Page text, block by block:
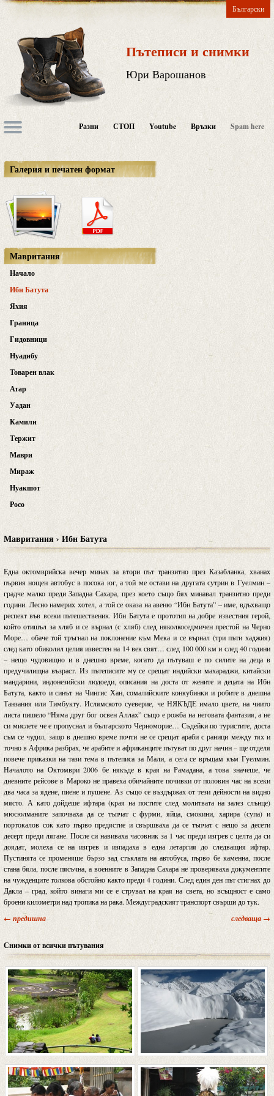
Български
Пътеписи и снимки
Юри Варошанов
Разни СТОП Youtube Връзки Spam here
Галерия и печатен формат
Мавритания
Начало
Ибн Батута
Яхия
Граница
Гидовници
Нуадибу
Товарен влак
Атар
Уадан
Камили
Тержит
Маври
Мираж
Нуакшот
Росо
Мавритания › Ибн Батута
Една октомврийска вечер минах за втори път транзитно през Казабланка, хванах
първия нощен автобус в посока юг, а той ме остави на другата сутрин в Гуелмин –
градче малко преди Западна Сахара, през което също бях минавал транзитно преди
години. Лесно намерих хотел, а той се оказа на авеню “Ибн Батута” – име, вдъхващо
респект във всеки пътешественик. Ибн Батута е прототип на добре известния герой,
който отишъл за хляб и се върнал (с хляб) след няколкоседмичен престой на Черно
Море… обаче той тръгнал на поклонение към Мека и се върнал (три пъти хаджия)
след като обиколил целия известен на 14 век свят… след 100 000 км и след 40 години
– нещо чудовищно и в днешно време, когато да пътуваш е по силите на деца в
предучилищна възраст. Из пътеписите му се срещат индийски махараджи, китайски
мандарини, индонезийски людоеди, описания на доста от жените и децата на Ибн
Батута, както и синът на Чингис Хан, сомалийските конкубинки и робите в днешна
Танзания или Тимбукту. Ислямското суеверие, че НЯКЪДЕ имало цвете, на чиито
листа пишело “Няма друг бог освен Аллах” също е рожба на неговата фантазия, а не
си мислете че е пропуснал и българското Черноморие… Съдейки по туристите, доста
съм се чудил, защо в днешно време почти не се срещат араби с раници между тях и
точно в Африка разбрах, че арабите и африканците пътуват по друг начин – ще отделя
повече приказки на тази тема в пътеписа за Мали, а сега се връщам към Гуелмин.
Началото на Октомври 2006 бе някъде в края на Рамадана, а това значеше, че
дневните рейсове в Мароко не правеха обичайните почивки от половин час на всеки
два часа за ядене, пиене и пушене. Аз също се въздържах от тези дейности на видно
място. А като дойдеше ифтара (края на постите след молитвата на залез слънце)
мюсюлманите започваха да се тъпчат с фурми, яйца, смокини, харира (супа) и
портокалов сок като първо предястие и свършваха да се тъпчат с нещо за десети
десерт преди лягане. После си навиваха часовник за 1 час преди изгрев с целта да си
доядат, молеха се на изгрев и изпадаха в една летаргия до следващия ифтар.
Пустинята се променяше бързо зад стъклата на автобуса, първо бе каменна, после
стана бяла, после пясъчна, а военните в Западна Сахара не проверяваха документите
на чужденците толкова обстойно както преди 4 години. След един ден път стигнах до
Дакла – град, който винаги ми се е струвал на края на света, но всъщност е само
броени километри над тропика на рака. Междуградският транспорт свърши до тук.
← предишна следваща →
Снимки от всички пътувания